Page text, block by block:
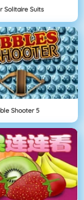
Solitaire Suits
Shooter 5